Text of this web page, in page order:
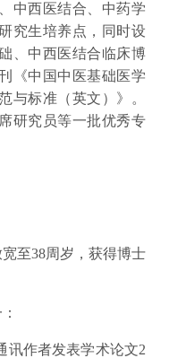
中西医结合、中药学
究生培养点，同时设
、中西医结合临床博
《中国中医基础医学
与标准（英文）》。
研究员等一批优秀专
至38周岁，获得博士
讯作者发表学术论文2